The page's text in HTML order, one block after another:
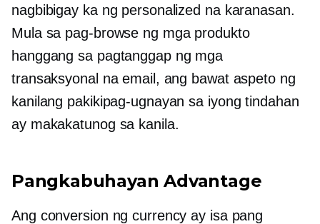
nagbibigay ka ng personalized na karanasan.
Mula sa pag-browse ng mga produkto
hanggang sa pagtanggap ng mga
transaksyonal na email, ang bawat aspeto ng
kanilang pakikipag-ugnayan sa iyong tindahan
ay makakatunog sa kanila.
Pangkabuhayan Advantage
Ang conversion ng currency ay isa pang